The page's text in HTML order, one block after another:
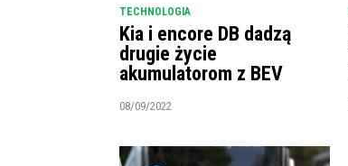
TECHNOLOGIA
Kia i encore DB dadzą
drugie życie
akumulatorom z BEV
08/09/2022